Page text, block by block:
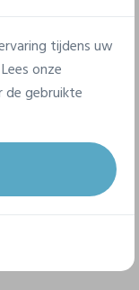
tijdens uw
onze
gebruikte